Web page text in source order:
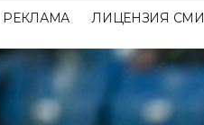
РЕКЛАМА ЛИЦЕНЗИЯ СМИ